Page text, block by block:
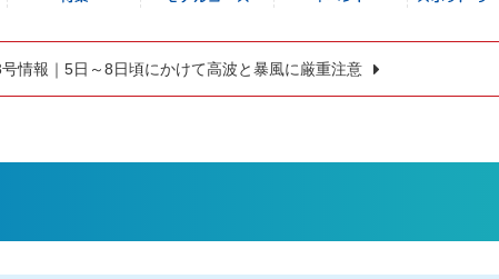
情報｜5日～8日頃にかけて高波と暴風に厳重注意